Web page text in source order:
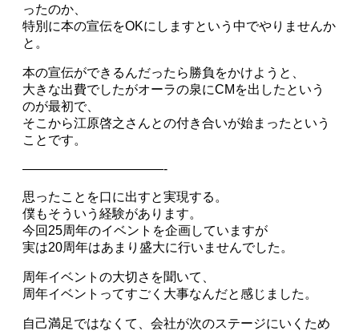
ったのか、
特別に本の宣伝をOKにしますという中でやりませんか
と。
本の宣伝ができるんだったら勝負をかけようと、
大きな出費でしたがオーラの泉にCMを出したという
のが最初で、
そこから江原啓之さんとの付き合いが始まったという
ことです。
———————————-
思ったことを口に出すと実現する。
僕もそういう経験があります。
今回25周年のイベントを企画していますが
実は20周年はあまり盛大に行いませんでした。
周年イベントの大切さを聞いて、
周年イベントってすごく大事なんだと感じました。
自己満足ではなくて、会社が次のステージにいくため